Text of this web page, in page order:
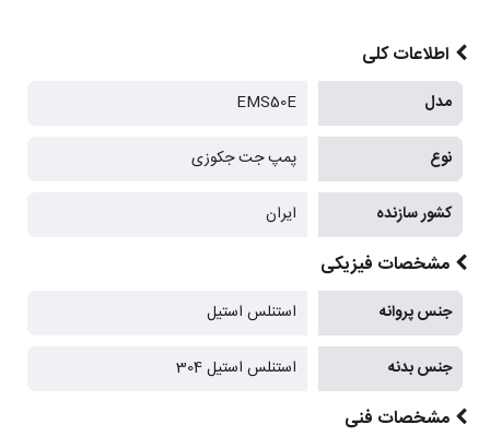
اطلاعات کلی
مدل EMS50E
نوع پمپ جت جکوزی
کشور سازنده ایران
مشخصات فیزیکی
جنس پروانه استنلس استیل
جنس بدنه استنلس استیل 304
مشخصات فنی